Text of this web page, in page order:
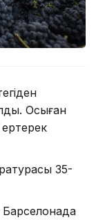
Осыған
ертерек
35-
Барселонада